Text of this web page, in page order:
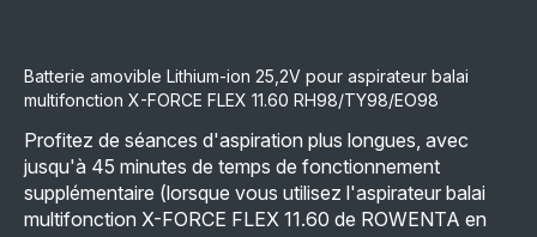
Batterie amovible Lithium-ion 25,2V pour aspirateur balai
multifonction X-FORCE FLEX 11.60 RH98/TY98/EO98
Profitez de séances d'aspiration plus longues, avec
jusqu'à 45 minutes de temps de fonctionnement
supplémentaire (lorsque vous utilisez l'aspirateur balai
multifonction X-FORCE FLEX 11.60 de ROWENTA en